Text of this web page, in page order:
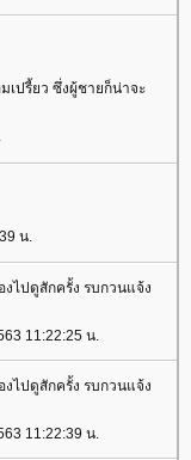
ปรี้ยว ซึ่งผู้ชายก็น่าจะ
น.
ไปดูสักครั้ง รบกวนแจ้ง
11:22:25 น.
ไปดูสักครั้ง รบกวนแจ้ง
11:22:39 น.